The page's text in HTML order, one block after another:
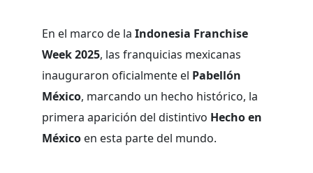
En el marco de la Indonesia Franchise
Week 2025, las franquicias mexicanas
inauguraron oficialmente el Pabellón
México, marcando un hecho histórico, la
primera aparición del distintivo Hecho en
México en esta parte del mundo.